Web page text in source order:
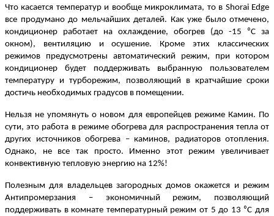
Что касается температур и вообще микроклимата, то в Shorai Edge
все продумано до мельчайших деталей. Как уже было отмечено,
кондиционер работает на охлаждение, обогрев (до -15 ⁰С за
окном), вентиляцию и осушение. Кроме этих классических
режимов предусмотрены автоматический режим, при котором
кондиционер будет поддерживать выбранную пользователем
температуру и турборежим, позволяющий в кратчайшие сроки
достичь необходимых градусов в помещении.
Нельзя не упомянуть о новом для европейцев режиме Камин. По
сути, это работа в режимеобогрева для распространения тепла от
других источников обогрева – каминов, радиаторов отопления.
Однако, не все так просто. Именно этот режим увеличивает
конвективную тепловую энергию на 12%!
Полезным для владельцев загородных домов окажется и режим
Антипромерзания – экономичный режим, позволяющий
поддерживать в комнате температурный режим от 5 до 13 ⁰С для